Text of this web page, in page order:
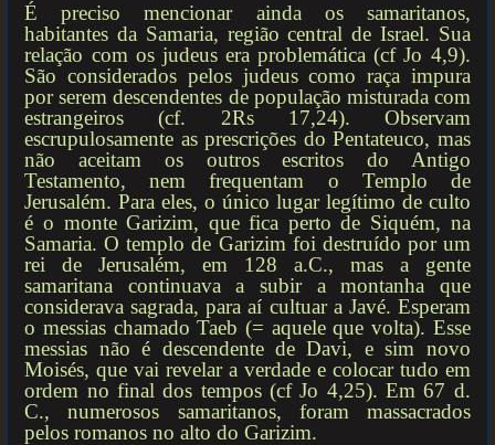
É preciso mencionar ainda os samaritanos,
habitantes da Samaria, região central de Israel. Sua
relação com os judeus era problemática (cf Jo 4,9).
São considerados pelos judeus como raça impura
por serem descendentes de população misturada com
estrangeiros (cf. 2Rs 17,24). Observam
escrupulosamente as prescrições do Pentateuco, mas
não aceitam os outros escritos do Antigo
Testamento, nem frequentam o Templo de
Jerusalém. Para eles, o único lugar legítimo de culto
é o monte Garizim, que fica perto de Siquém, na
Samaria. O templo de Garizim foi destruído por um
rei de Jerusalém, em 128 a.C., mas a gente
samaritana continuava a subir a montanha que
considerava sagrada, para aí cultuar a Javé. Esperam
o messias chamado Taeb (= aquele que volta). Esse
messias não é descendente de Davi, e sim novo
Moisés, que vai revelar a verdade e colocar tudo em
ordem no final dos tempos (cf Jo 4,25). Em 67 d.
C., numerosos samaritanos, foram massacrados
pelos romanos no alto do Garizim.